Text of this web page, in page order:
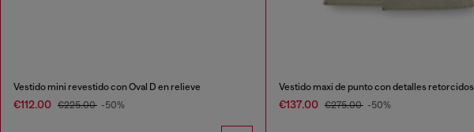
Vestido mini revestido con Oval D en relieve
€112.00 €225.00 -50%
Vestido maxi de punto con detalles retorcidos
€137.00 €275.00 -50%